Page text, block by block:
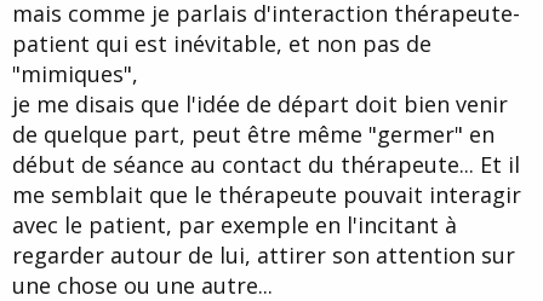
mais comme je parlais d'interaction thérapeute-
patient qui est inévitable, et non pas de
"mimiques",
je me disais que l'idée de départ doit bien venir
de quelque part, peut être même "germer" en
début de séance au contact du thérapeute... Et il
me semblait que le thérapeute pouvait interagir
avec le patient, par exemple en l'incitant à
regarder autour de lui, attirer son attention sur
une chose ou une autre...